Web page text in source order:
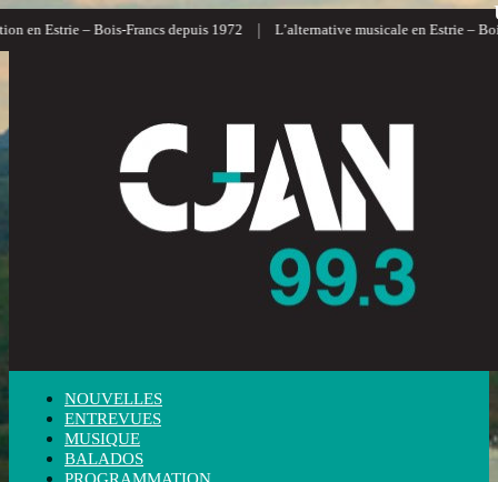
en Estrie – Bois-Francs depuis 1972 L’alternative musicale en Estrie –
NOUVELLES
ENTREVUES
MUSIQUE
BALADOS